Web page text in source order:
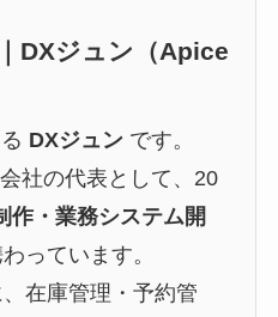
DXジュン（Apice
DXジュンです。
社の代表として、20
作・業務システム開
っています。
在庫管理・予約管